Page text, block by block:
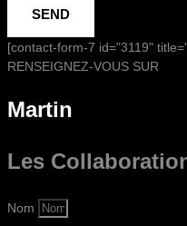
SEND
[contact-form-7 id="3119"
RENSEIGNEZ-VOUS SUR
Martin
Les
Nom